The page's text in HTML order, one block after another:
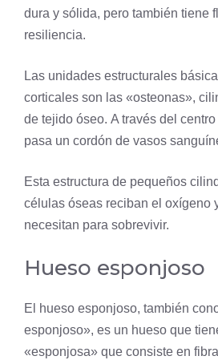
dura y sólida, pero también tiene
resiliencia.
Las unidades estructurales
corticales son las «osteonas»,
de tejido óseo. A través del
pasa un cordón de vasos
Esta estructura de pequeños
células óseas reciban el oxígeno
necesitan para sobrevivir.
Hueso esponjoso
El hueso esponjoso, también
esponjoso», es un hueso que
«esponjosa» que consiste en